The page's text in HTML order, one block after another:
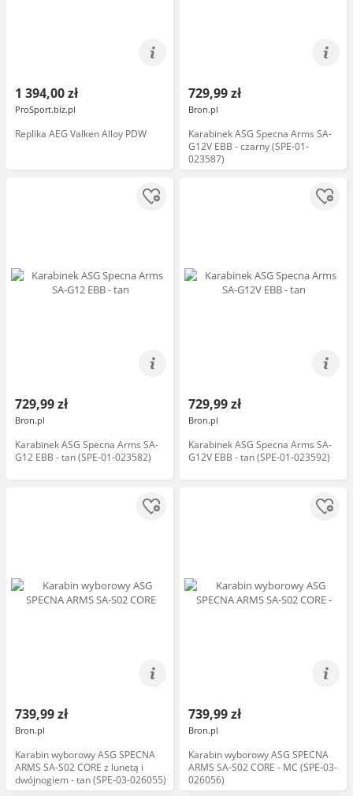
1 394,00 zł
ProSport.biz.pl
Replika AEG Valken Alloy PDW
729,99 zł
Bron.pl
Karabinek ASG Specna Arms SA-
G12V EBB - czarny (SPE-01-
023587)
729,99 zł
Bron.pl
Karabinek ASG Specna Arms SA-
G12 EBB - tan (SPE-01-023582)
729,99 zł
Bron.pl
Karabinek ASG Specna Arms SA-
G12V EBB - tan (SPE-01-023592)
739,99 zł
Bron.pl
Karabin wyborowy ASG SPECNA
ARMS SA-S02 CORE z lunetą i
dwójnogiem - tan (SPE-03-026055)
739,99 zł
Bron.pl
Karabin wyborowy ASG SPECNA
ARMS SA-S02 CORE - MC (SPE-03-
026056)